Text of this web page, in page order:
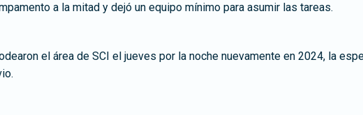
a la mitad y dejó un equipo mínimo para asumir las tareas.
el área de SCI el jueves por la noche nuevamente en 2024, la